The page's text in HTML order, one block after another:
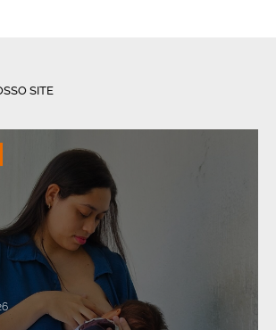
SITE